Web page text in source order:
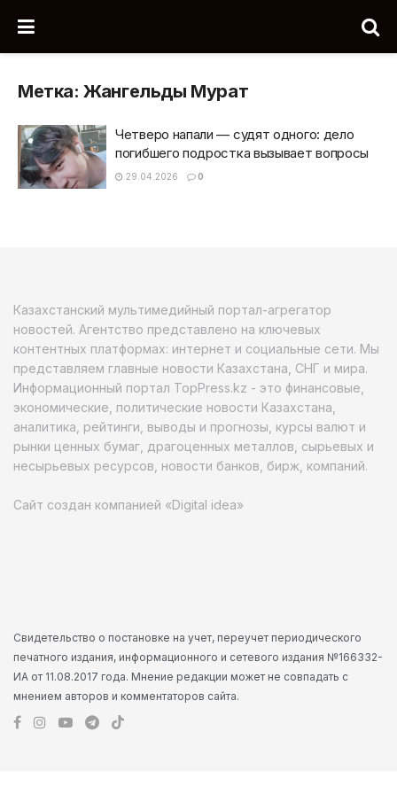
Метка:Жангельды Мурат
Четверо напали — судят одного: дело
погибшего подростка вызывает вопросы
29.04.2026 0
Казахстанский мультимедийный портал-агрегатор
новостей. Агентство представлено на ключевых
контентных платформах: интернет и социальные сети. Мы
представляем главные новости Казахстана, СНГ и мира.
Информационный портал TopPress.kz - это финансовые,
экономические, политические новости Казахстана,
аналитика, рейтинги, выводы и прогнозы, курсы валют и
рынки ценных бумаг, драгоценных металлов, сырьевых и
несырьевых ресурсов, новости банков, бирж, компаний.
Сайт создан компанией «Digital idea»
Свидетельство о постановке на учет, переучет периодического
печатного издания, информационного и сетевого издания №166332-
ИА от 11.08.2017 года. Мнение редакции может не совпадать с
мнением авторов и комментаторов сайта.